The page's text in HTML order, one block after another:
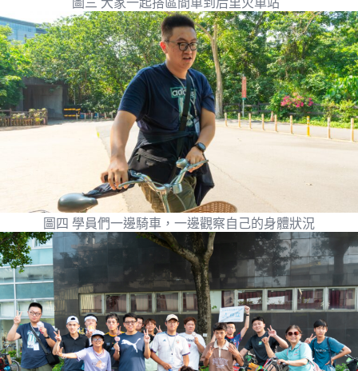
圖三 大家一起搭區間車到后里火車站
圖四 學員們一邊騎車，一邊觀察自己的身體狀況